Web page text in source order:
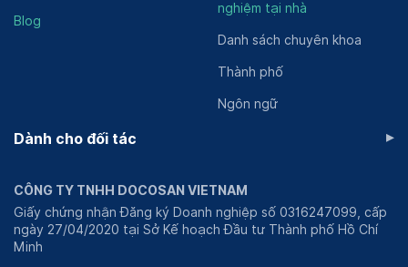
Blog
nghiệm tại nhà
Danh sách chuyên khoa
Thành phố
Ngôn ngữ
Dành cho đối tác ▸
CÔNG TY TNHH DOCOSAN VIETNAM
Giấy chứng nhận Đăng ký Doanh nghiệp số 0316247099, cấp
ngày 27/04/2020 tại Sở Kế hoạch Đầu tư Thành phố Hồ Chí
Minh